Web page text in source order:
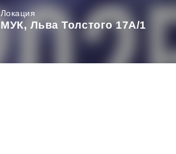
Локация
МУК, Льва Толстого 17А/1